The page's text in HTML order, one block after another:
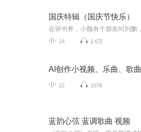
国庆特辑（国庆节快乐）
14 1.6万
AI创作小视频、乐曲、歌曲
22 1078
蓝韵心弦 蓝调歌曲 视频